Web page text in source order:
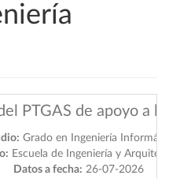
PTGAS de apoyo a
Grado en Ingeniería
Escuela de Ingeniería y
Datos a fecha: 26-07-2026